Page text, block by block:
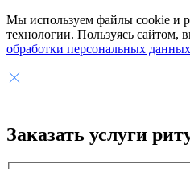
Мы используем файлы cookie и
технологии. Пользуясь сайтом,
обработки персональных
Заказать услуги